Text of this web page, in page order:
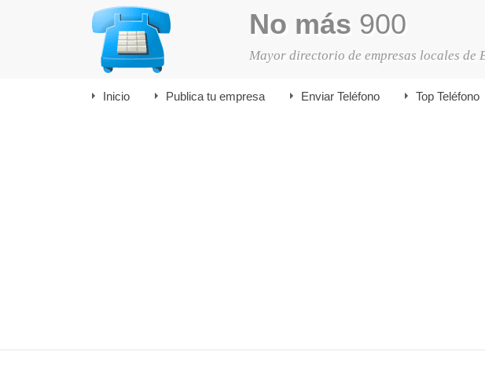
No más 900
Mayor directorio de empresas locales de
Inicio Publica tu empresa Enviar Teléfono Top Teléfono